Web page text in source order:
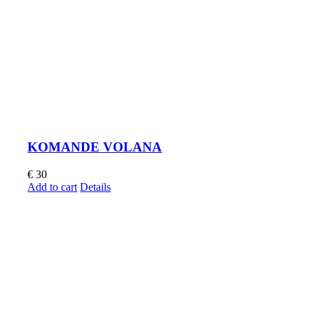
KOMANDE VOLANA
€ 30
Add to cart Details